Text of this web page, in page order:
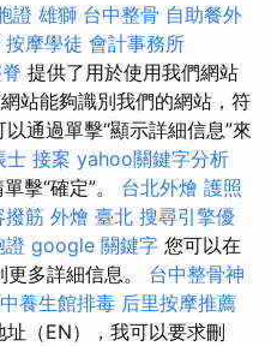
證 雄獅 台中整骨 自助餐外
按摩學徒 會計事務所
提供了用於使用我們網站
站能夠識別我們的網站，符
通過單擊“顯示詳細信息”來
士 接案 yahoo關鍵字分析
擊“確定”。 台北外燴 護照
撥筋 外燴 臺北 搜尋引擎優
證 google 關鍵字 您可以在
多詳細信息。 台中整骨神
養生館排毒 后里按摩推薦
（EN），我可以要求刪